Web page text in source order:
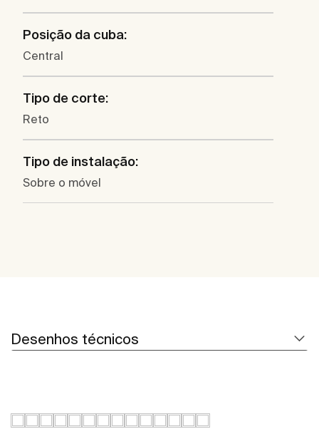
Posição da cuba:
Central
Tipo de corte:
Reto
Tipo de instalação:
Sobre o móvel
Desenhos técnicos